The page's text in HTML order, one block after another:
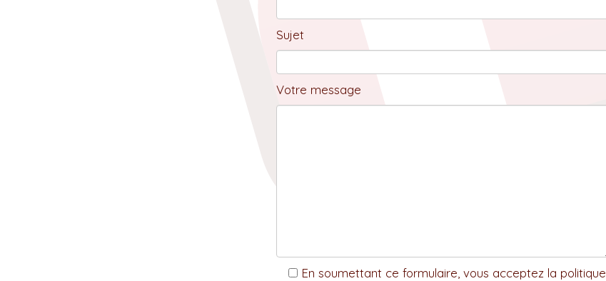
Sujet
Votre message
En soumettant ce formulaire, vous acceptez la politique